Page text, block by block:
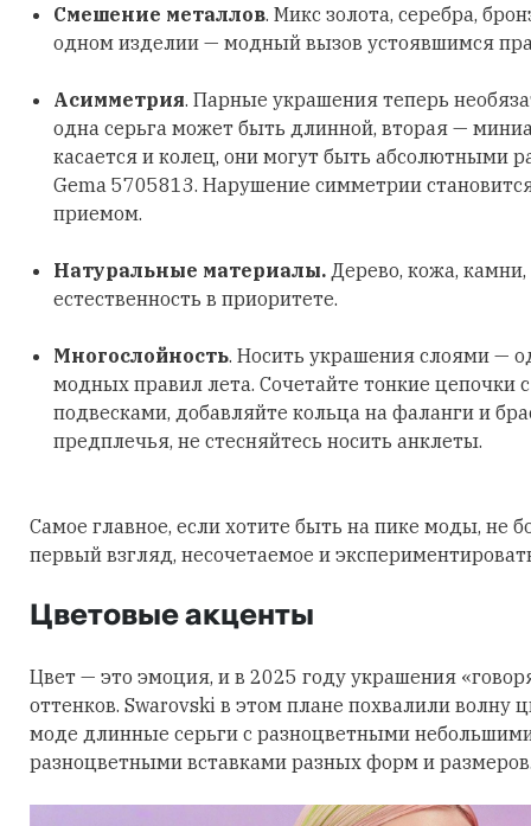
Смешение металлов. Микс золота, серебра,
одном изделии — модный вызов устоявшимся
Асимметрия. Парные украшения теперь
одна серьга может быть длинной, вторая —
касается и колец, они могут быть абсолютными
Gema 5705813. Нарушение симметрии
приемом.
Натуральные материалы. Дерево, кожа,
естественность в приоритете.
Многослойность. Носить украшения слоями —
модных правил лета. Сочетайте тонкие цепочки
подвесками, добавляйте кольца на фаланги и
предплечья, не стесняйтесь носить анклеты.
Самое главное, если хотите быть на пике моды, не
первый взгляд, несочетаемое и
Цветовые акценты
Цвет — это эмоция, и в 2025 году украшения
оттенков. Swarovski в этом плане похвалили волну
моде длинные серьги с разноцветными
разноцветными вставками разных форм и